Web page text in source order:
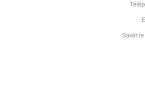
Saisir